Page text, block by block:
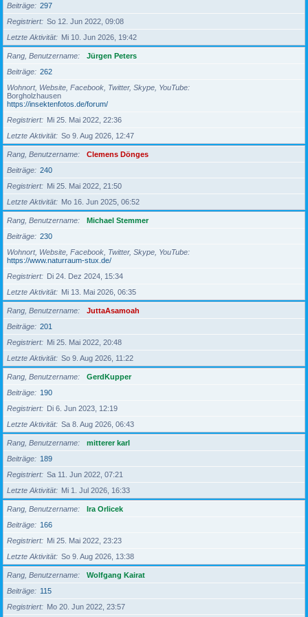
Beiträge
297
Registriert
So 12. Jun 2022, 09:08
Letzte Aktivität
Mi 10. Jun 2026, 19:42
Rang, Benutzername
Jürgen Peters
Beiträge
262
Wohnort, Website, Facebook, Twitter, Skype, YouTube
Borgholzhausen
https://insektenfotos.de/forum/
Registriert
Mi 25. Mai 2022, 22:36
Letzte Aktivität
So 9. Aug 2026, 12:47
Rang, Benutzername
Clemens Dönges
Beiträge
240
Registriert
Mi 25. Mai 2022, 21:50
Letzte Aktivität
Mo 16. Jun 2025, 06:52
Rang, Benutzername
Michael Stemmer
Beiträge
230
Wohnort, Website, Facebook, Twitter, Skype, YouTube
https://www.naturraum-stux.de/
Registriert
Di 24. Dez 2024, 15:34
Letzte Aktivität
Mi 13. Mai 2026, 06:35
Rang, Benutzername
JuttaAsamoah
Beiträge
201
Registriert
Mi 25. Mai 2022, 20:48
Letzte Aktivität
So 9. Aug 2026, 11:22
Rang, Benutzername
GerdKupper
Beiträge
190
Registriert
Di 6. Jun 2023, 12:19
Letzte Aktivität
Sa 8. Aug 2026, 06:43
Rang, Benutzername
mitterer karl
Beiträge
189
Registriert
Sa 11. Jun 2022, 07:21
Letzte Aktivität
Mi 1. Jul 2026, 16:33
Rang, Benutzername
Ira Orlicek
Beiträge
166
Registriert
Mi 25. Mai 2022, 23:23
Letzte Aktivität
So 9. Aug 2026, 13:38
Rang, Benutzername
Wolfgang Kairat
Beiträge
115
Registriert
Mo 20. Jun 2022, 23:57